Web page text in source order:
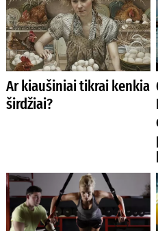
Ar kiaušiniai tikrai kenkia
širdžiai?